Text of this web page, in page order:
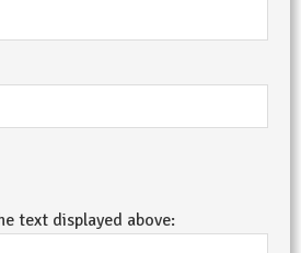
text displayed above: